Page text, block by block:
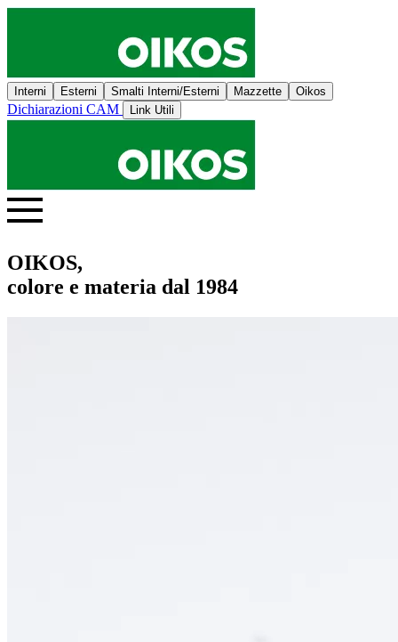
Interni Esterni Smalti Interni/Esterni Mazzette Oikos
Dichiarazioni CAM Link Utili
OIKOS,
colore e materia dal 1984